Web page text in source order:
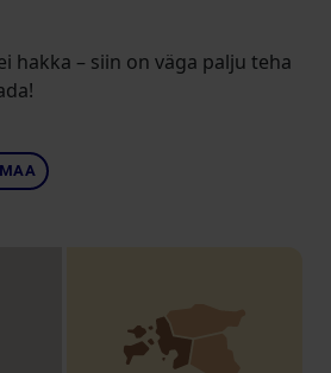
hakka – siin on väga palju teha